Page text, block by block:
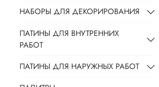
НАБОРЫ ДЛЯ ДЕКОРИРОВАНИЯ
ПАТИНЫ ДЛЯ ВНУТРЕННИХ
РАБОТ
ПАТИНЫ ДЛЯ НАРУЖНЫХ РАБОТ